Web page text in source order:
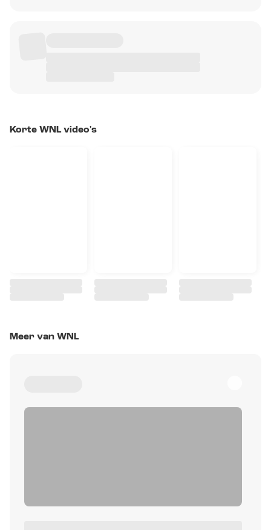
Korte WNL video's
Meer van WNL